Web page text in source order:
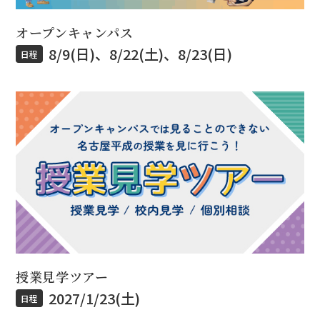
オープンキャンパス
日程 8/9(日)、8/22(土)、8/23(日)
授業見学ツアー
日程 2027/1/23(土)